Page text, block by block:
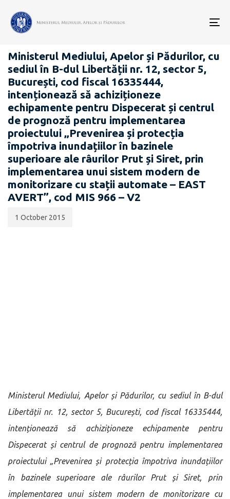
ANUNȚURI - ACHIZIȚII PUBLICE
Ministerul Mediului, Apelor și Pădurilor, cu
sediul în B-dul Libertății nr. 12, sector 5,
București, cod fiscal 16335444,
intenționează să achiziționeze
echipamente pentru Dispecerat și centrul
de prognoză pentru implementarea
proiectului „Prevenirea și protecția
împotriva inundațiilor în bazinele
superioare ale râurilor Prut și Siret, prin
implementarea unui sistem modern de
monitorizare cu stații automate – EAST
AVERT”, cod MIS 966 – V2
publicării:
1 October 2015
Ministerul Mediului, Apelor și Pădurilor, cu sediul în B-dul
Libertății nr. 12, sector 5, București, cod fiscal 16335444,
intenționează să achiziționeze echipamente pentru
Dispecerat și centrul de prognoză pentru implementarea
proiectului „Prevenirea și protecția împotriva inundațiilor
în bazinele superioare ale râurilor Prut și Siret, prin
implementarea unui sistem modern de monitorizare cu